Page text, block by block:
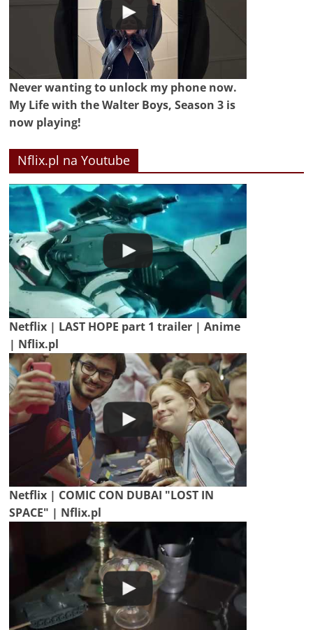
Never wanting to unlock my phone now.
My Life with the Walter Boys, Season 3 is
now playing!
Nflix.pl na Youtube
Netflix | LAST HOPE part 1 trailer | Anime
| Nflix.pl
Netflix | COMIC CON DUBAI "LOST IN
SPACE" | Nflix.pl